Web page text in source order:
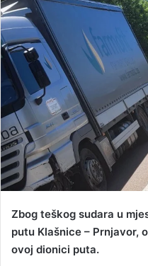
d
n
e
i
Zbog teškog sudara u
putu Klašnice – Prnjavor,
ovoj dionici puta.